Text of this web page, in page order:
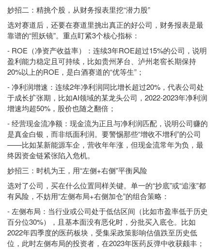
妙招二：精挑个股，从财务报表里挖“潜力股”
选对赛道后，还要在赛道里挑出真正的好公司，财务报表是最
靠谱的“照妖镜”。重点盯紧3个核心指标：
- ROE（净资产收益率）：连续3年ROE超过15%的公司，说明
盈利能力稳定且可持续，比如贵州茅台、泸州老窖长期保持
20%以上的ROE，是白酒赛道的“优等生”；
- 净利润增速：连续2年净利润同比增长超过20%，代表公司处
于成长扩张期，比如AI领域的某龙头公司，2022-2023年净利润
增速均超50%，股价也随之翻倍；
- 经营现金流净额：现金流为正且与净利润匹配，说明公司赚的
是真金白银，而非纸面利润。要警惕那些“增收不增利”的公司
——比如某新能源车企，营收年年涨，但现金流常年为负，最
终因资金链紧张陷入危机。
妙招三：时机为王，用“左侧+右侧”平衡风险
选对了公司，买在什么位置同样关键。单一的“抄底”或“追涨”都
有风险，不妨用“左侧布局+右侧加仓”的组合策略：
- 左侧布局：当行业或公司处于低估区间（比如市盈率低于历史
百分位30%），且基本面没有恶化时，分批买入底仓。比如
2022年四季度的医药板块，受集采政策影响估值跌至历史低
位，此时左侧布局的投资者，在2023年医药反弹中收获颇丰；